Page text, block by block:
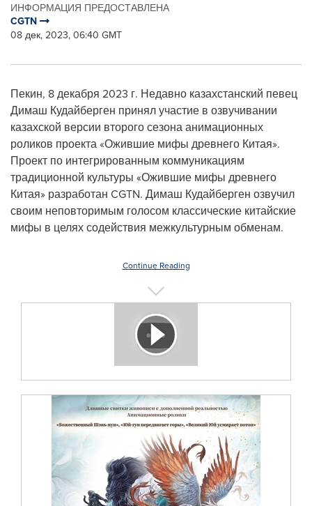
ИНФОРМАЦИЯ ПРЕДОСТАВЛЕНА
CGTN
08 дек, 2023, 06:40 GMT
Пекин, 8 декабря 2023 г. Недавно казахстанский певец
Димаш Кудайберген принял участие в озвучивании
казахской версии второго сезона анимационных
роликов проекта «Ожившие мифы древнего Китая».
Проект по интегрированным коммуникациям
традиционной культуры «Ожившие мифы древнего
Китая» разработан CGTN. Димаш Кудайберген озвучил
своим неповторимым голосом классические китайские
мифы в целях содействия межкультурным обменам.
Continue Reading